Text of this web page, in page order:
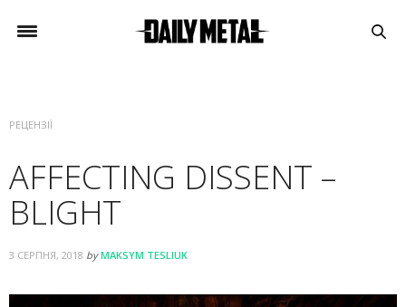
РЕЦЕНЗІЇ
AFFECTING DISSENT –
BLIGHT
3 СЕРПНЯ, 2018 by MAKSYM TESLIUK